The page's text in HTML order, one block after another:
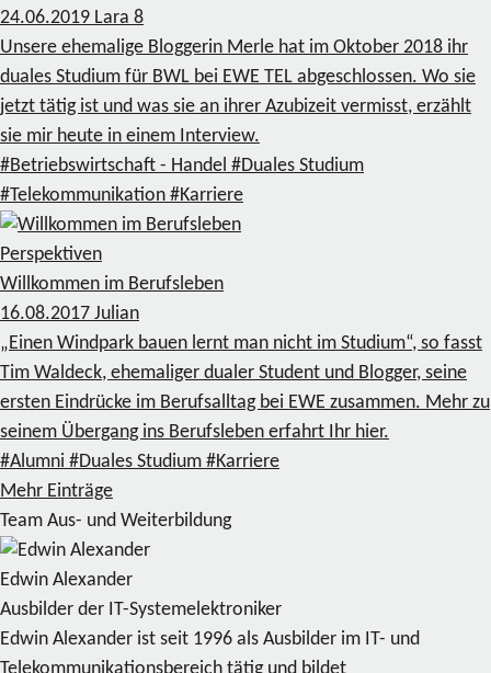
24.06.2019 Lara 8
Unsere ehemalige Bloggerin Merle hat im Oktober 2018 ihr
duales Studium für BWL bei EWE TEL abgeschlossen. Wo sie
jetzt tätig ist und was sie an ihrer Azubizeit vermisst, erzählt
sie mir heute in einem Interview.
#Betriebswirtschaft - Handel #Duales Studium
#Telekommunikation #Karriere
Perspektiven
Willkommen im Berufsleben
16.08.2017 Julian
„Einen Windpark bauen lernt man nicht im Studium“, so fasst
Tim Waldeck, ehemaliger dualer Student und Blogger, seine
ersten Eindrücke im Berufsalltag bei EWE zusammen. Mehr zu
seinem Übergang ins Berufsleben erfahrt Ihr hier.
#Alumni #Duales Studium #Karriere
Mehr Einträge
Team Aus- und Weiterbildung
Edwin Alexander
Ausbilder der IT-Systemelektroniker
Edwin Alexander ist seit 1996 als Ausbilder im IT- und